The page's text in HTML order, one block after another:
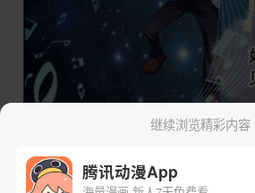
继续浏览精彩内容
腾讯动漫App